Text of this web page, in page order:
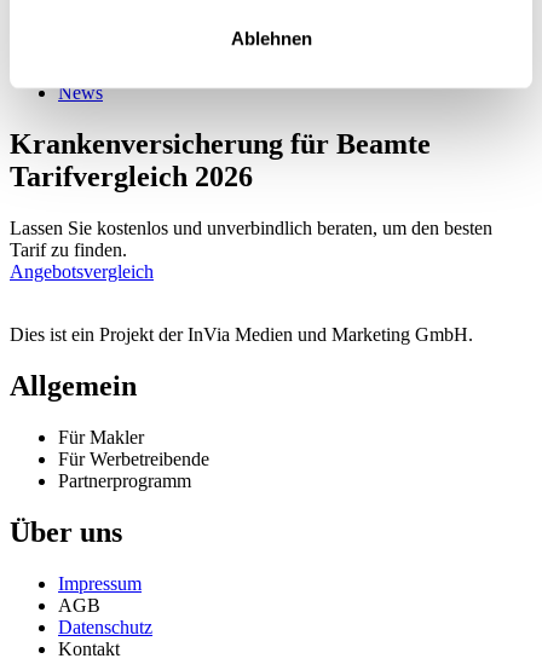
Ablehnen
Ratgeber: Krankenversicherung (PKV) für Lehrer
Ratgeber: Dienstunfähigkeitsversicherung für Beamte
News
Krankenversicherung für Beamte
Tarifvergleich 2026
Lassen Sie kostenlos und unverbindlich beraten, um den besten
Tarif zu finden.
Angebotsvergleich
Dies ist ein Projekt der InVia Medien und Marketing GmbH.
Allgemein
Für Makler
Für Werbetreibende
Partnerprogramm
Über uns
Impressum
AGB
Datenschutz
Kontakt